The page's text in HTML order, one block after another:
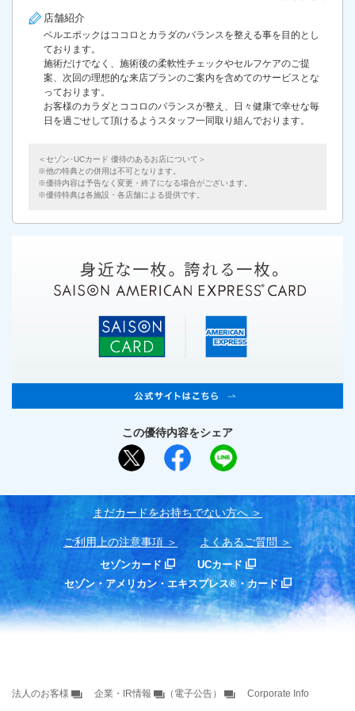
店舗紹介
ベルエポックはココロとカラダのバランスを整える事を目的とし
ております。
施術だけでなく、施術後の柔軟性チェックやセルフケアのご提
案、次回の理想的な来店プランのご案内を含めてのサービスとな
っております。
お客様のカラダとココロのバランスが整え、日々健康で幸せな毎
日を過ごせして頂けるようスタッフ一同取り組んでおります。
＜セゾン･UCカード 優待のあるお店について＞
他の特典との併用は不可となります。
優待内容は予告なく変更・終了になる場合がございます。
優待特典は各施設・各店舗による提供です。
この優待内容をシェア
まだカードをお持ちでない⽅へ
ご利用上の注意事項 よくあるご質問
セゾンカード
UCカード
セゾン・アメリカン・エキスプレス®・カード
法人のお客様 企業・IR情報 （電子公告） Corporate Info